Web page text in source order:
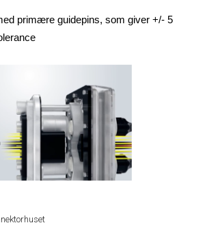
primære guidepins, som giver +/- 5